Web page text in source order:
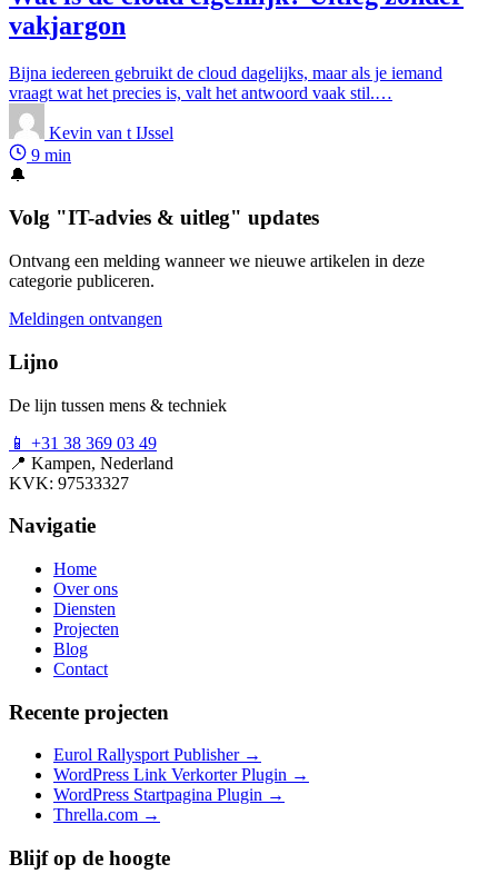
vakjargon
Bijna iedereen gebruikt de cloud dagelijks, maar als je iemand
vraagt wat het precies is, valt het antwoord vaak stil.…
Kevin van t IJssel
9 min
🔔
Volg "IT-advies & uitleg" updates
Ontvang een melding wanneer we nieuwe artikelen in deze
categorie publiceren.
Meldingen ontvangen
Lijno
De lijn tussen mens & techniek
📱 +31 38 369 03 49
📍 Kampen, Nederland
KVK: 97533327
Navigatie
Home
Over ons
Diensten
Projecten
Blog
Contact
Recente projecten
Eurol Rallysport Publisher →
WordPress Link Verkorter Plugin →
WordPress Startpagina Plugin →
Thrella.com →
Blijf op de hoogte